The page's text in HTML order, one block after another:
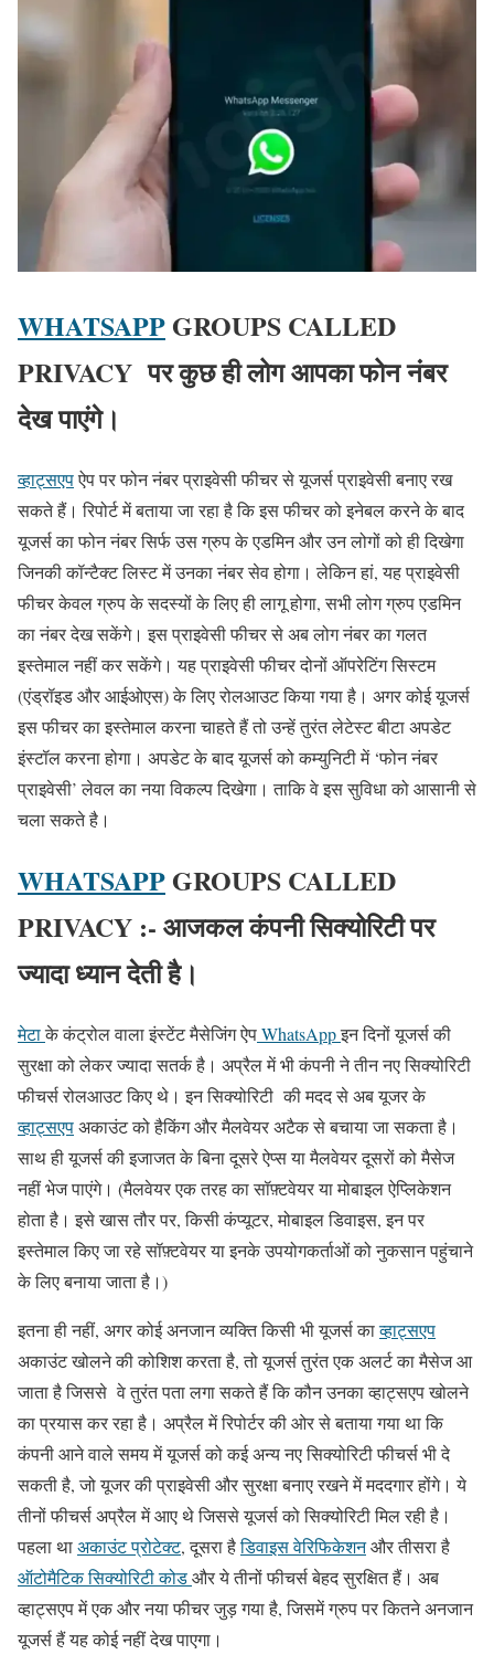
WHATSAPP GROUPS CALLED
PRIVACY पर कुछ ही लोग आपका फोन नंबर
देख पाएंगे।
व्हाट्सएपऐप पर फोन नंबर प्राइवेसी फीचर से यूजर्स प्राइवेसी बनाए रख
सकते हैं। रिपोर्ट में बताया जा रहा है कि इस फीचर को इनेबल करने के बाद
यूजर्स का फोन नंबर सिर्फ उस ग्रुप के एडमिन और उन लोगों को ही दिखेगा
जिनकी कॉन्टैक्ट लिस्ट में उनका नंबर सेव होगा। लेकिन हां, यह प्राइवेसी
फीचर केवल ग्रुप के सदस्यों के लिए ही लागू होगा, सभी लोग ग्रुप एडमिन
का नंबर देख सकेंगे। इस प्राइवेसी फीचर से अब लोग नंबर का गलत
इस्तेमाल नहीं कर सकेंगे। यह प्राइवेसी फीचर दोनों ऑपरेटिंग सिस्टम
(एंड्रॉइड और आईओएस) के लिए रोलआउट किया गया है। अगर कोई यूजर्स
इस फीचर का इस्तेमाल करना चाहते हैं तो उन्हें तुरंत लेटेस्ट बीटा अपडेट
इंस्टॉल करना होगा। अपडेट के बाद यूजर्स को कम्युनिटी में ‘फोन नंबर
प्राइवेसी’ लेवल का नया विकल्प दिखेगा। ताकि वे इस सुविधा को आसानी से
चला सकते है।
WHATSAPP GROUPS CALLED
PRIVACY :- आजकल कंपनी सिक्योरिटी पर
ज्यादा ध्यान देती है।
मेटाके कंट्रोल वाला इंस्टेंट मैसेजिंग ऐपWhatsAppइन दिनों यूजर्स की
सुरक्षा को लेकर ज्यादा सतर्क है। अप्रैल में भी कंपनी ने तीन नए सिक्योरिटी
फीचर्स रोलआउट किए थे। इन सिक्योरिटी की मदद से अब यूजर के
व्हाट्सएपअकाउंट को हैकिंग और मैलवेयर अटैक से बचाया जा सकता है।
साथ ही यूजर्स की इजाजत के बिना दूसरे ऐप्स या मैलवेयर दूसरों को मैसेज
नहीं भेज पाएंगे। (मैलवेयर एक तरह का सॉफ़्टवेयर या मोबाइल ऐप्लिकेशन
होता है। इसे खास तौर पर, किसी कंप्यूटर, मोबाइल डिवाइस, इन पर
इस्तेमाल किए जा रहे सॉफ़्टवेयर या इनके उपयोगकर्ताओं को नुकसान पहुंचाने
के लिए बनाया जाता है।)
इतना ही नहीं, अगर कोई अनजान व्यक्ति किसी भी यूजर्स काव्हाट्सएप
अकाउंट खोलने की कोशिश करता है, तो यूजर्स तुरंत एक अलर्ट का मैसेज आ
जाता है जिससे वे तुरंत पता लगा सकते हैं कि कौन उनका व्हाट्सएप खोलने
का प्रयास कर रहा है। अप्रैल में रिपोर्टर की ओर से बताया गया था कि
कंपनी आने वाले समय में यूजर्स को कई अन्य नए सिक्योरिटी फीचर्स भी दे
सकती है, जो यूजर की प्राइवेसी और सुरक्षा बनाए रखने में मददगार होंगे। ये
तीनों फीचर्स अप्रैल में आए थे जिससे यूजर्स को सिक्योरिटी मिल रही है।
पहला थाअकाउंट प्रोटेक्ट, दूसरा हैडिवाइस वेरिफिकेशनऔर तीसरा है
ऑटोमैटिक सिक्योरिटी कोडऔर ये तीनों फीचर्स बेहद सुरक्षित हैं। अब
व्हाट्सएप में एक और नया फीचर जुड़ गया है, जिसमें ग्रुप पर कितने अनजान
यूजर्स हैं यह कोई नहीं देख पाएगा।